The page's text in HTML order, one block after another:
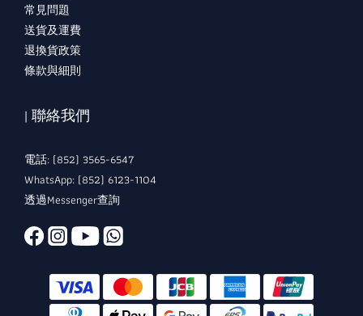
常見問題
送貨及運費
退換貨政策
條款與細則
| 聯絡我們
電話: (852) 3565-6547
WhatsApp: (852) 6123-1104
透過Messenger查詢